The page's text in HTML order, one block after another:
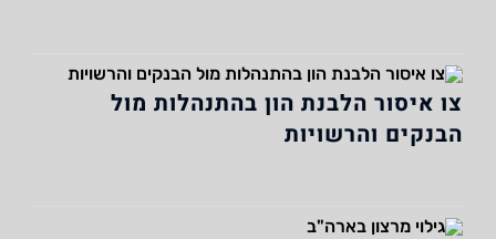
צו איסור הלבנת הון בהתנהלות מול
הבנקים והרשויות